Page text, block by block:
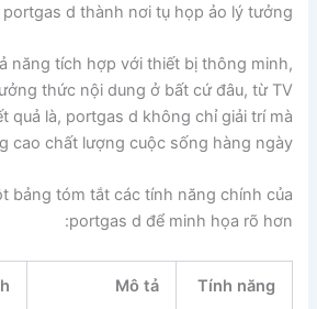
portgas d thành nơi tụ họp ảo lý tưởng.
năng tích hợp với thiết bị thông minh,
thức nội dung ở bất cứ đâu, từ TV
quả là, portgas d không chỉ giải trí mà
cao chất lượng cuộc sống hàng ngày.
bảng tóm tắt các tính năng chính của
portgas d để minh họa rõ hơn:
Tính năng
Mô tả